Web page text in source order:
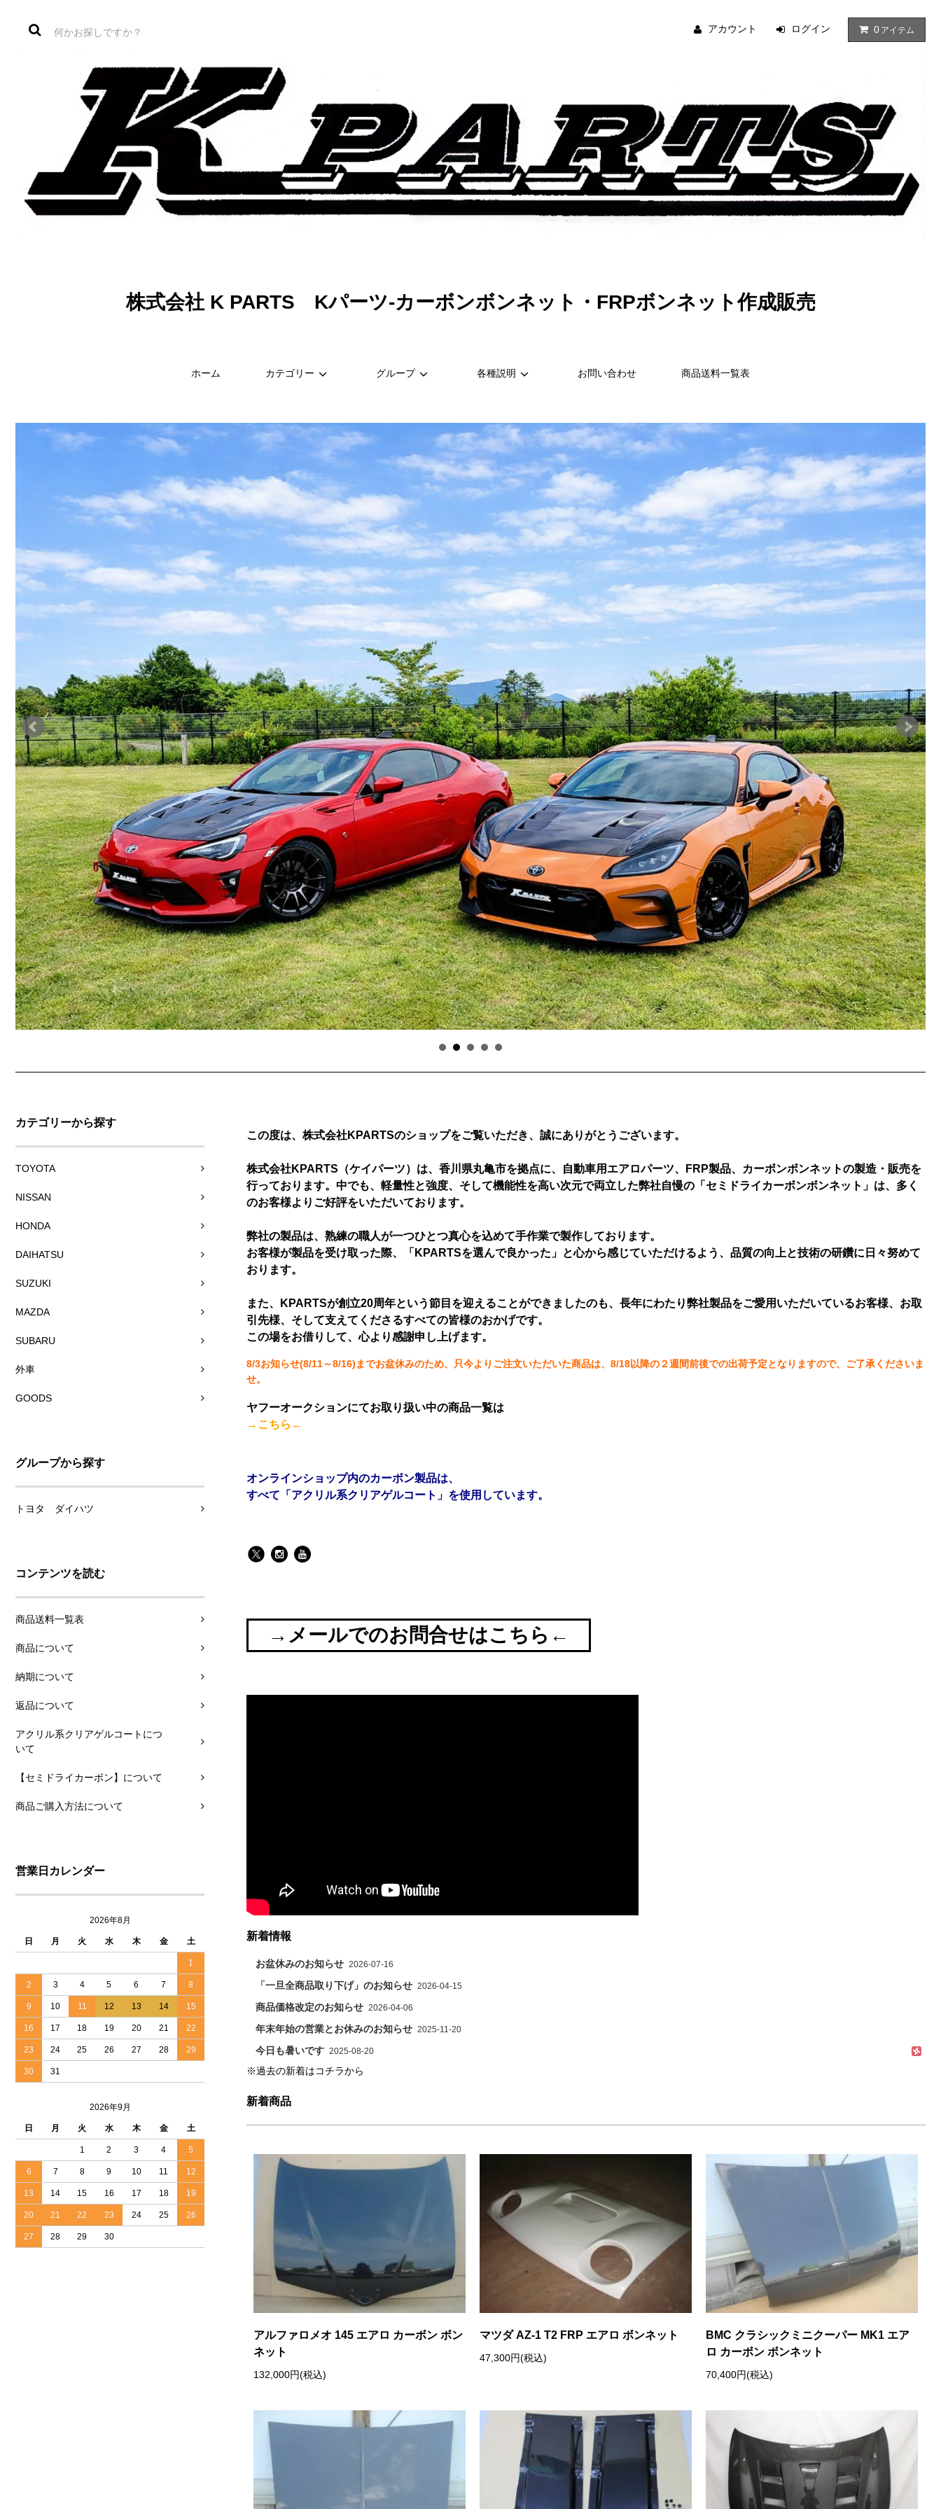
アカウント ログイン 0 アイテム
株式会社 K PARTS Kパーツ-カーボンボンネット・FRPボンネット作成販売
ホーム カテゴリー グループ 各種説明 お問い合わせ 商品送料一覧表
カテゴリーから探す
TOYOTA
NISSAN
HONDA
DAIHATSU
SUZUKI
MAZDA
SUBARU
外車
GOODS
グループから探す
トヨタ ダイハツ
コンテンツを読む
商品送料一覧表
商品について
納期について
返品について
アクリル系クリアゲルコートにつ
いて
【セミドライカーボン】について
商品ご購入方法について
営業日カレンダー
2026年8月
日 月 火 水 木 金 土
1
2 3 4 5 6 7 8
9 10 11 12 13 14 15
16 17 18 19 20 21 22
23 24 25 26 27 28 29
30 31
2026年9月
日 月 火 水 木 金 土
1 2 3 4 5
6 7 8 9 10 11 12
13 14 15 16 17 18 19
20 21 22 23 24 25 26
27 28 29 30
この度は、株式会社KPARTSのショップをご覧いただき、誠にありがとうございます。
株式会社KPARTS（ケイパーツ）は、香川県丸亀市を拠点に、自動車用エアロパーツ、FRP製品、カーボンボンネットの製造・販売を
行っております。中でも、軽量性と強度、そして機能性を高い次元で両立した弊社自慢の「セミドライカーボンボンネット」は、多く
のお客様よりご好評をいただいております。
弊社の製品は、熟練の職人が一つひとつ真心を込めて手作業で製作しております。
お客様が製品を受け取った際、「KPARTSを選んで良かった」と心から感じていただけるよう、品質の向上と技術の研鑽に日々努めて
おります。
また、KPARTSが創立20周年という節目を迎えることができましたのも、長年にわたり弊社製品をご愛用いただいているお客様、お取
引先様、そして支えてくださるすべての皆様のおかげです。
この場をお借りして、心より感謝申し上げます。
8/3お知らせ(8/11～8/16)までお盆休みのため、只今よりご注文いただいた商品は、8/18以降の２週間前後での出荷予定となりますので、ご了承くださいま
せ。
ヤフーオークションにてお取り扱い中の商品一覧は
→こちら←
オンラインショップ内のカーボン製品は、
すべて「アクリル系クリアゲルコート」を使用しています。
→メールでのお問合せはこちら←
新着情報
お盆休みのお知らせ 2026-07-16
「一旦全商品取り下げ」のお知らせ 2026-04-15
商品価格改定のお知らせ 2026-04-06
年末年始の営業とお休みのお知らせ 2025-11-20
今日も暑いです 2025-08-20
※過去の新着はコチラから
新着商品
アルファロメオ 145 エアロ カーボン ボン
ネット
132,000円(税込)
マツダ AZ-1 T2 FRP エアロ ボンネット
47,300円(税込)
BMC クラシックミニクーパー MK1 エア
ロ カーボン ボンネット
70,400円(税込)